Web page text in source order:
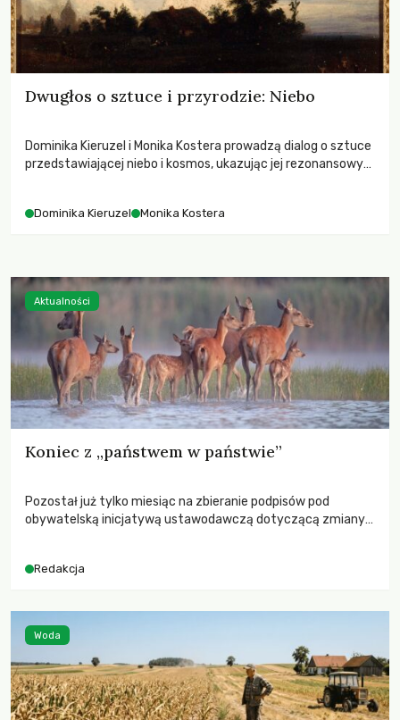
Dwugłos o sztuce i przyrodzie: Niebo
Dominika Kieruzel i Monika Kostera prowadzą dialog o sztuce
przedstawiającej niebo i kosmos, ukazując jej rezonansowy
Dominika Kieruzel Monika Kostera
Koniec z „państwem w państwie”
Pozostał już tylko miesiąc na zbieranie podpisów pod
obywatelską inicjatywą ustawodawczą dotyczącą zmiany
niezwykle korzystne rozwiązania dla przyrody i zwierząt,
funkcjonowania łowiectwa w Polsce.
Redakcja
Aktualności
Woda